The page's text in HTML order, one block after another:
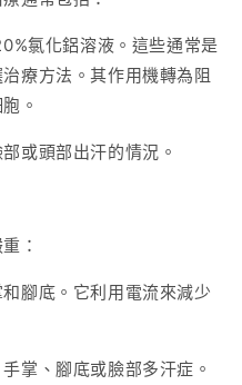
氯化鋁溶液。這些通常是
療方法。其作用機轉為阻
。
或頭部出汗的情況。
：
腳底。它利用電流來減少
掌、腳底或臉部多汗症。